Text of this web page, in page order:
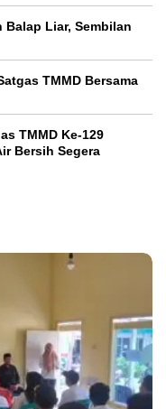
Liar, Sembilan
TMMD Bersama
TMMD Ke-129
Bersih Segera